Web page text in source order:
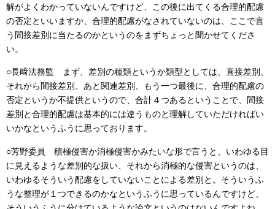
解がよくわかっていないんですけど、この後に出てくる合理的配慮
の否定といいますか、合理的配慮がなされていないのは、ここで言
う間接差別に当たるのかというのをまずちょっと聞かせてくださ
い。
○長﨑法務監 まず、差別の種類というか類型としては、直接差別、
それから間接差別、あと関連差別、もう一つ最後に、合理的配慮の
否定というか不提供というので、合計４つあるということで、間接
差別と合理的配慮は基本的には違うものと理解していただければい
いかなというふうに思っております。
○芳野委員 積極侵害か消極侵害かみたいな形で言うと、いわゆる目
に見えるような差別的な扱い、それから消極的な侵害というのは、
いわゆるそういう配慮をしていないことによる差別と。そういうふ
うな整理が１つできるのかなというふうに思っているんですけど、